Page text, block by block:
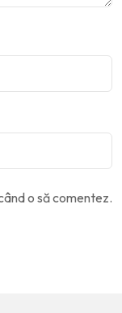
o să comentez.